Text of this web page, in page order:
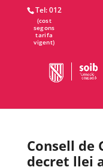
Tel: 012
Consell de
decret llei